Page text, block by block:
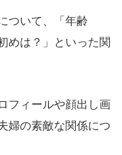
ついて、「年齢
めは？」といった関
フィールや顔出し画
婦の素敵な関係につ